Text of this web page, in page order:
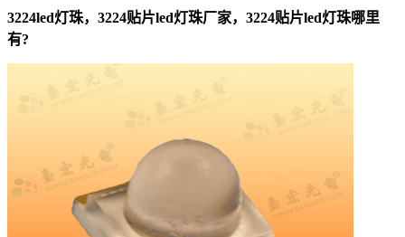
3224led灯珠，3224贴片led灯珠厂家，3224贴片led灯珠哪里
有?